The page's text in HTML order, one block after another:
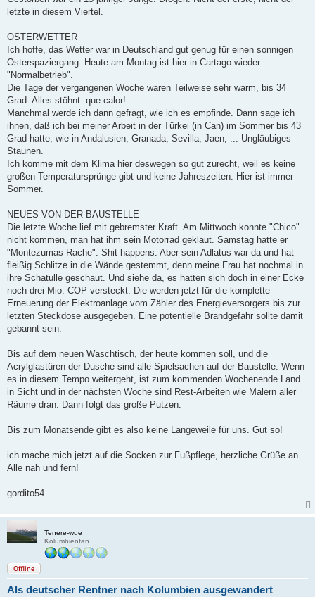
letzte in diesem Viertel.
OSTERWETTER
Ich hoffe, das Wetter war in Deutschland gut genug für einen sonnigen
Osterspaziergang. Heute am Montag ist hier in Cartago wieder
"Normalbetrieb".
Die Tage der vergangenen Woche waren Teilweise sehr warm, bis 34
Grad. Alles stöhnt: que calor!
Manchmal werde ich dann gefragt, wie ich es empfinde. Dann sage ich
ihnen, daß ich bei meiner Arbeit in der Türkei (in Can) im Sommer bis 43
Grad hatte, wie in Andalusien, Granada, Sevilla, Jaen, ... Ungläubiges
Staunen.
Ich komme mit dem Klima hier deswegen so gut zurecht, weil es keine
großen Temperatursprünge gibt und keine Jahreszeiten. Hier ist immer
Sommer.
NEUES VON DER BAUSTELLE
Die letzte Woche lief mit gebremster Kraft. Am Mittwoch konnte "Chico"
nicht kommen, man hat ihm sein Motorrad geklaut. Samstag hatte er
"Montezumas Rache". Shit happens. Aber sein Adlatus war da und hat
fleißig Schlitze in die Wände gestemmt, denn meine Frau hat nochmal in
ihre Schatulle geschaut. Und siehe da, es hatten sich doch in einer Ecke
noch drei Mio. COP versteckt. Die werden jetzt für die komplette
Erneuerung der Elektroanlage vom Zähler des Energieversorgers bis zur
letzten Steckdose ausgegeben. Eine potentielle Brandgefahr sollte damit
gebannt sein.
Bis auf dem neuen Waschtisch, der heute kommen soll, und die
Acrylglastüren der Dusche sind alle Spielsachen auf der Baustelle. Wenn
es in diesem Tempo weitergeht, ist zum kommenden Wochenende Land
in Sicht und in der nächsten Woche sind Rest-Arbeiten wie Malern aller
Räume dran. Dann folgt das große Putzen.
Bis zum Monatsende gibt es also keine Langeweile für uns. Gut so!
ich mache mich jetzt auf die Socken zur Fußpflege, herzliche Grüße an
Alle nah und fern!
gordito54
Tenere-wue
Kolumbienfan
Offline
Als deutscher Rentner nach Kolumbien ausgewandert